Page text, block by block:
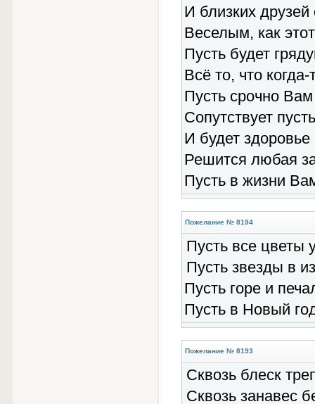
И близких
Веселым, как
Пусть будет
Всё то, что когда-
Пусть срочно Вам
Сопутствует
И будет здоровье
Решится любая
Пусть в жизни
Пожелание № 8194
Пусть все цветы
Пусть звезды в
Пусть горе и
Пусть в Новый
Пожелание № 8193
Сквозь блеск
Сквозь занавес